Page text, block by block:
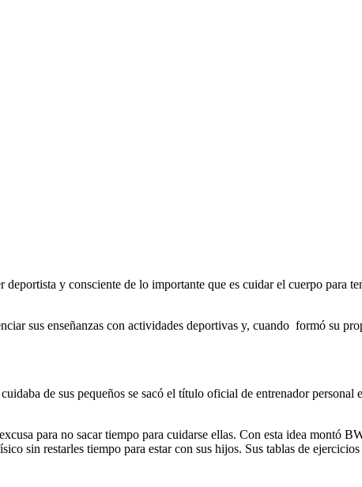
y consciente de lo importante que es cuidar el cuerpo para
sus enseñanzas con actividades deportivas y, cuando formó su
de sus pequeños se sacó el título oficial de entrenador personal
para no sacar tiempo para cuidarse ellas. Con esta idea montó
sin restarles tiempo para estar con sus hijos. Sus tablas de